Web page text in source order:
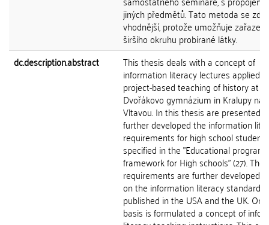
jiných předmětů. Tato metoda se
vhodnější, protože umožňuje zařazení
širšího okruhu probírané látky.
dc.description.abstract
This thesis deals with a concept of
information literacy lectures applied
project-based teaching of history at
Dvořákovo gymnázium in Kralupy nad
Vltavou. In this thesis are presented
further developed the information
requirements for high school
specified in the "Educational program
framework for High schools" (27).
requirements are further developed,
on the information literacy standards
published in the USA and the UK. On
basis is formulated a concept of